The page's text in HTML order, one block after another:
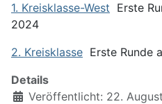
1. Kreisklasse-West Erste
2024
2. Kreisklasse Erste Runde
Details
Veröffentlicht: 22.